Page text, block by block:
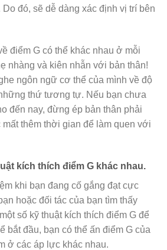
đó, sẽ dễ dàng xác định vị trí bên
điểm G có thể khác nhau ở mỗi
nhàng và kiên nhẫn với bản thân!
ngôn ngữ cơ thể của mình về độ
thứ tương tự. Nếu bạn chưa
đến nay, đừng ép bản thân phải
thêm thời gian để làm quen với
kích thích điểm G khác nhau.
khi bạn đang cố gắng đạt cực
hoặc đối tác của bạn tìm thấy
số kỹ thuật kích thích điểm G để
bắt đầu, bạn có thể ấn điểm G của
ở các áp lực khác nhau.